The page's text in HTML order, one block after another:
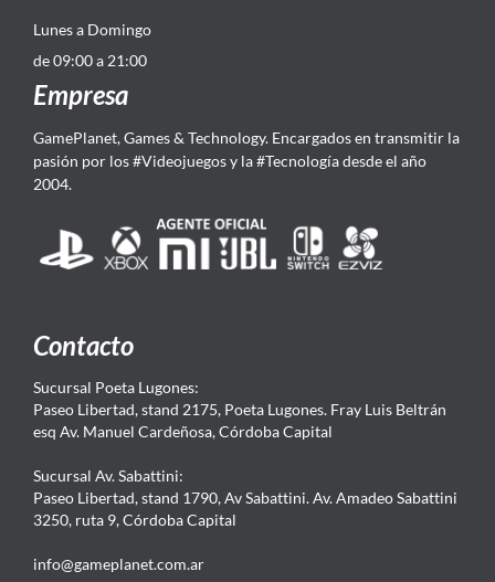
Lunes a Domingo
de 09:00 a 21:00
Empresa
GamePlanet, Games & Technology. Encargados en transmitir la
pasión por los #Videojuegos y la #Tecnología desde el año
2004.
Contacto
Sucursal Poeta Lugones:
Paseo Libertad, stand 2175, Poeta Lugones. Fray Luis Beltrán
esq Av. Manuel Cardeñosa, Córdoba Capital
Sucursal Av. Sabattini:
Paseo Libertad, stand 1790, Av Sabattini. Av. Amadeo Sabattini
3250, ruta 9, Córdoba Capital
info@gameplanet.com.ar